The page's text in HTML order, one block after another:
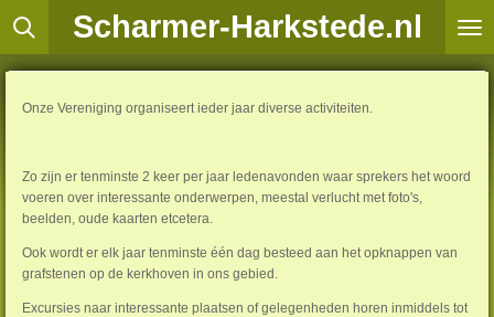
Ga
direct
hoofdinhoud
Scharmer-Harkstede.nl
Onze Vereniging organiseert ieder jaar diverse activiteiten.
Zo zijn er tenminste 2 keer per jaar ledenavonden waar sprekers het woord
voeren over interessante onderwerpen, meestal verlucht met foto's,
beelden, oude kaarten etcetera.
Ook wordt er elk jaar tenminste één dag besteed aan het opknappen van
grafstenen op de kerkhoven in ons gebied.
Excursies naar interessante plaatsen of gelegenheden horen inmiddels tot